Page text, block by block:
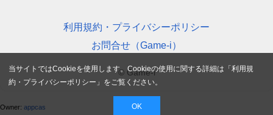
利用規約・プライバシーポリシー
お問合せ（Game-i）
© Game-i
Owner: appcas
当サイトではCookieを使用します。Cookieの使用に関する詳細は「利用規
約・プライバシーポリシー 」をご覧ください。
OK